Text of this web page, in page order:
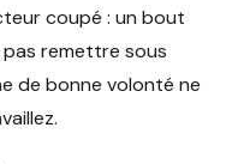
coupé : un bout
remettre sous
de bonne volonté ne